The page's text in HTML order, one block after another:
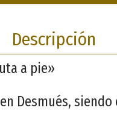
Descripción
a pie»
Desmués,